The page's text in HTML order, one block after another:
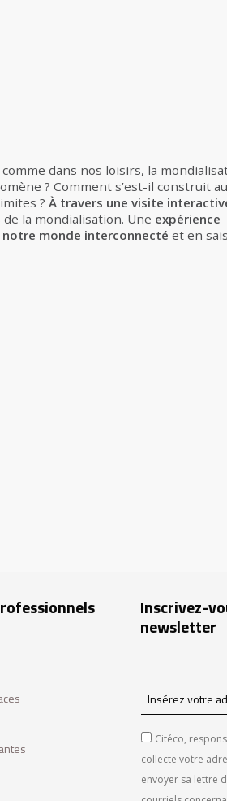
dans nos loisirs, la
? Comment s’est-il construit
? À travers une visite
la mondialisation. Une expérience
monde interconnecté et en
Inscrivez-
newsletter
Insérez
votre
adresse
email
Citéco,
collecte votre
envoyer sa lettre